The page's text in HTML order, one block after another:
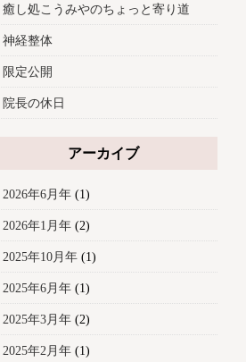
癒し処こうみやのちょっと寄り道
神経整体
限定公開
院長の休日
アーカイブ
2026年6月年(1)
2026年1月年(2)
2025年10月年(1)
2025年6月年(1)
2025年3月年(2)
2025年2月年(1)